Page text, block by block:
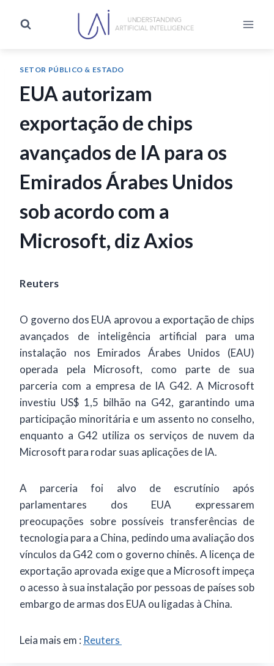
SETOR PÚBLICO & ESTADO
EUA autorizam
exportação de chips
avançados de IA para os
Emirados Árabes Unidos
sob acordo com a
Microsoft, diz Axios
Reuters
O governo dos EUA aprovou a exportação de chips
avançados de inteligência artificial para uma
instalação nos Emirados Árabes Unidos (EAU)
operada pela Microsoft, como parte de sua
parceria com a empresa de IA G42. A Microsoft
investiu US$ 1,5 bilhão na G42, garantindo uma
participação minoritária e um assento no conselho,
enquanto a G42 utiliza os serviços de nuvem da
Microsoft para rodar suas aplicações de IA.
A parceria foi alvo de escrutínio após
parlamentares dos EUA expressarem
preocupações sobre possíveis transferências de
tecnologia para a China, pedindo uma avaliação dos
vínculos da G42 com o governo chinês. A licença de
exportação aprovada exige que a Microsoft impeça
o acesso à sua instalação por pessoas de países sob
embargo de armas dos EUA ou ligadas à China.
Leia mais em : Reuters